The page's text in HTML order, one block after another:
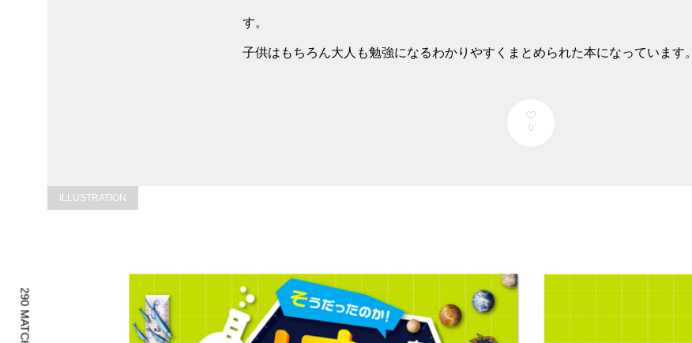
す。
子供はもちろん大人も勉強になるわかりやすくまとめられた本になっています。
0
ILLUSTRATION